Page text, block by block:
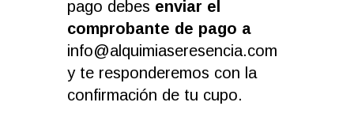
pago debes enviar el
comprobante de pago a
info@alquimiaseresencia.com
y te responderemos con la
confirmación de tu cupo.